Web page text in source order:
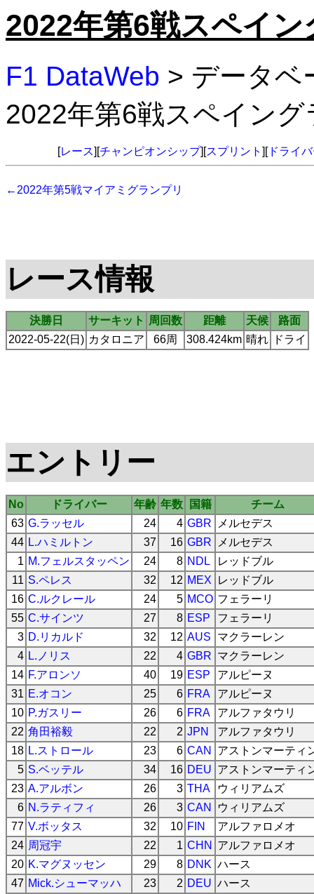
2022年第6戦スペイ
F1 DataWeb > データ
2022年第6戦スペイン
[レース][チャンピオンシップ][スプリント ][ドライ
←2022年第5戦マイアミグランプリ
レース情報
決勝日 サーキット 周回数 距離 天候
路面
2022-05-22(日) カタロニア 66周 308.424km 晴れ ドライ
エントリー
No ドライバー 年齢 年数 国籍
チーム
63 G.ラッセル 24 4 GBR
メルセデス
44 L.ハミルトン 37 16 GBR
メルセデス
1 M.フェルスタッペン 24 8 NDL
レッドブル
11 S.ペレス 32 12 MEX
レッドブル
16 C.ルクレール 24 5 MCO フェラーリ
55 C.サインツ 27 8 ESP
フェラーリ
3 D.リカルド 32 12 AUS
マクラーレン
4 L.ノリス 22 4 GBR マクラーレン
14 F.アロンソ 40 19 ESP
アルピーヌ
31 E.オコン 25 6 FRA
アルピーヌ
10 P.ガスリー 26 6 FRA
アルファタウリ
22 角田裕毅 22 2 JPN
アルファタウリ
18 L.ストロール 23 6 CAN
アストンマーティ
5 S.ベッテル 34 16 DEU アストンマーティ
23 A.アルボン 26 3 THA
ウィリアムズ
6 N.ラティフィ 26 3 CAN
ウィリアムズ
77 V.ボッタス 32 10 FIN
アルファロメオ
24 周冠宇 22 1 CHN
アルファロメオ
20 K.マグヌッセン 29 8 DNK ハース
47 Mick.シューマッハ 23 2 DEU ハース